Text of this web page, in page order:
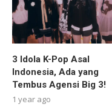
3 Idola K-Pop Asal
Indonesia, Ada yang
Tembus Agensi Big 3!
1 year ago